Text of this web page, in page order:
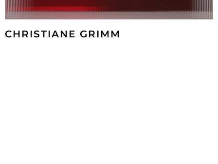
CHRISTIANE GRIMM